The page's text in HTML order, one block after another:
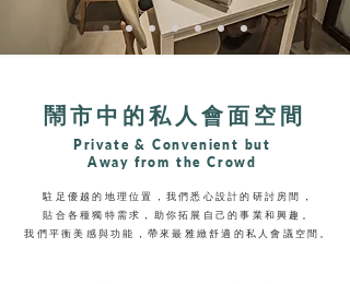
鬧市中的私人會面空間
Private & Convenient but
Away from the Crowd
駐足優越的地理位置，我們悉心設計的研討房間，
貼合各種獨特需求，助你拓展自己的事業和興趣。
我們平衡美感與功能，帶來最雅緻舒適的私人會議空間。